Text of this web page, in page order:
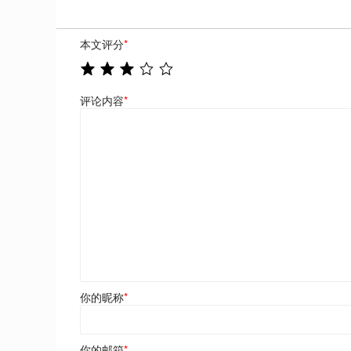
本文评分*
评论内容*
你的昵称*